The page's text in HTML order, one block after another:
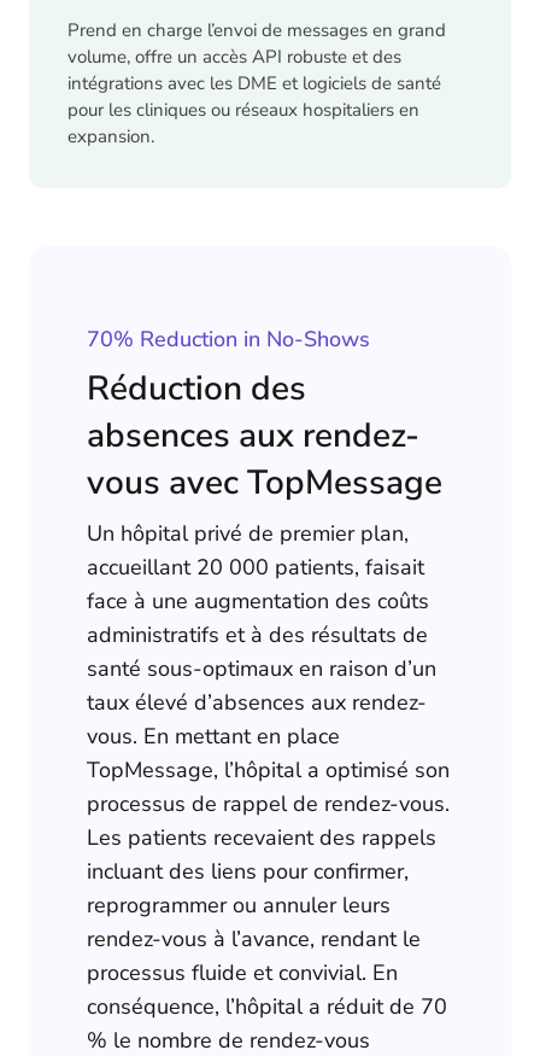
Prend en charge l’envoi de messages en grand
volume, offre un accès API robuste et des
intégrations avec les DME et logiciels de santé
pour les cliniques ou réseaux hospitaliers en
expansion.
70% Reduction in No-Shows
Réduction des
absences aux rendez-
vous avec TopMessage
Un hôpital privé de premier plan,
accueillant 20 000 patients, faisait
face à une augmentation des coûts
administratifs et à des résultats de
santé sous-optimaux en raison d’un
taux élevé d’absences aux rendez-
vous. En mettant en place
TopMessage, l’hôpital a optimisé son
processus de rappel de rendez-vous.
Les patients recevaient des rappels
incluant des liens pour confirmer,
reprogrammer ou annuler leurs
rendez-vous à l’avance, rendant le
processus fluide et convivial. En
conséquence, l’hôpital a réduit de 70
% le nombre de rendez-vous